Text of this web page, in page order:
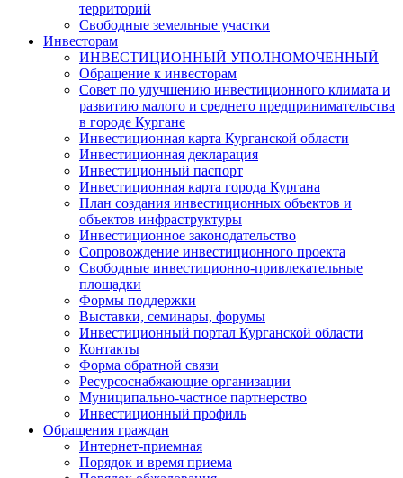
территорий
Свободные земельные участки
Инвесторам
ИНВЕСТИЦИОННЫЙ УПОЛНОМОЧЕННЫЙ
Обращение к инвесторам
Совет по улучшению инвестиционного климата и
развитию малого и среднего предпринимательства
в городе Кургане
Инвестиционная карта Курганской области
Инвестиционная декларация
Инвестиционный паспорт
Инвестиционная карта города Кургана
План создания инвестиционных объектов и
объектов инфраструктуры
Инвестиционное законодательство
Сопровождение инвестиционного проекта
Свободные инвестиционно-привлекательные
площадки
Формы поддержки
Выставки, семинары, форумы
Инвестиционный портал Курганской области
Контакты
Форма обратной связи
Ресурсоснабжающие организации
Муниципально-частное партнерство
Инвестиционный профиль
Обращения граждан
Интернет-приемная
Порядок и время приема